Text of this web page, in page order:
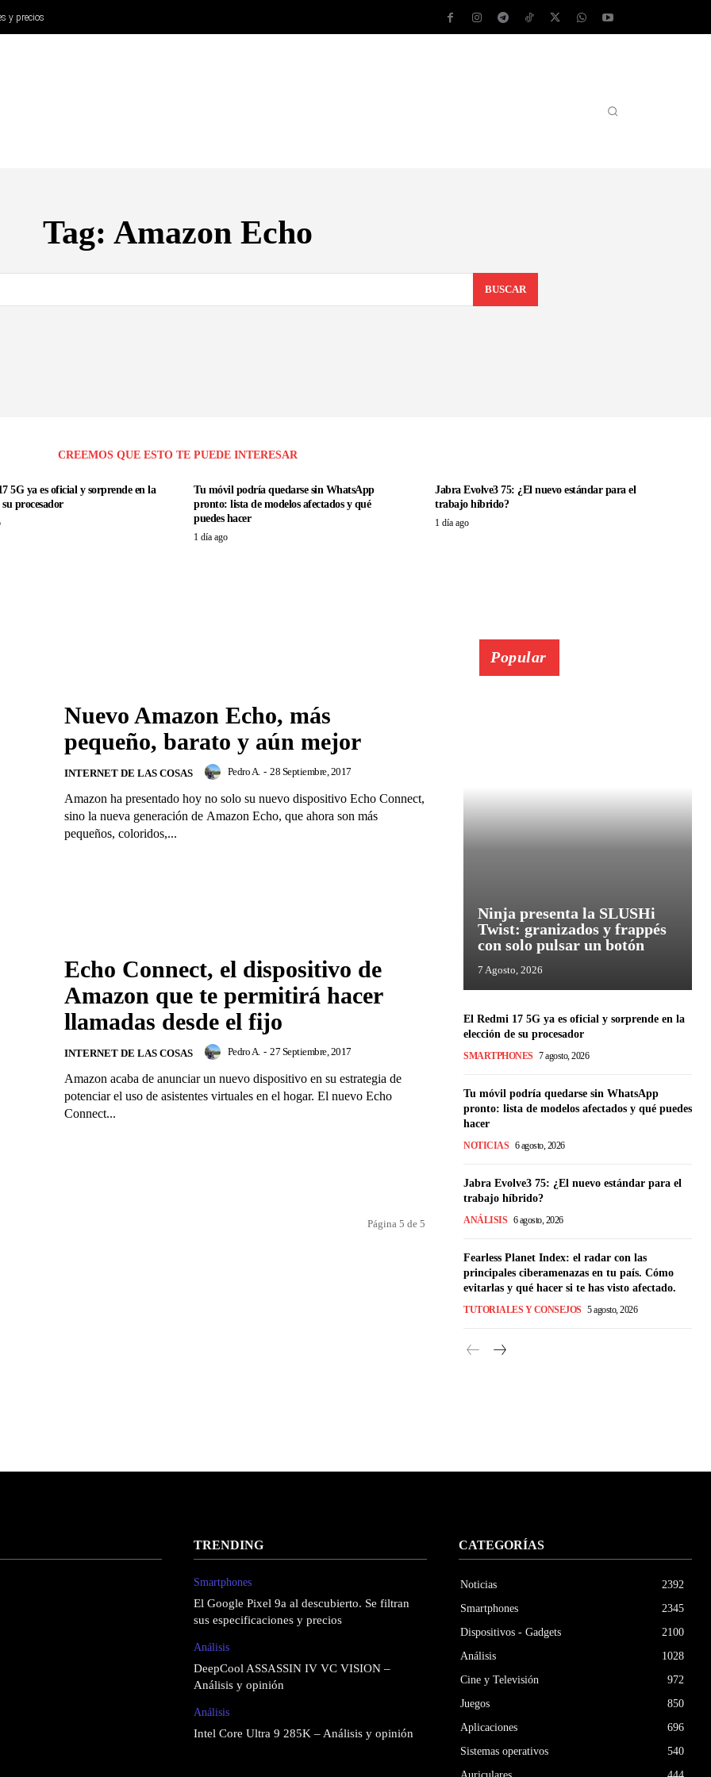
y precios
Tag: Amazon Echo
BUSCAR
CREEMOS QUE ESTO TE PUEDE INTERESAR
5G ya es oficial y sorprende en la
su procesador
Tu móvil podría quedarse sin WhatsApp
pronto: lista de modelos afectados y qué
puedes hacer
1 día ago
Jabra Evolve3 75: ¿El nuevo estándar para el
trabajo híbrido?
1 día ago
Nuevo Amazon Echo, más
pequeño, barato y aún mejor
INTERNET DE LAS COSAS Pedro A. - 28 Septiembre, 2017
Amazon ha presentado hoy no solo su nuevo dispositivo Echo Connect,
sino la nueva generación de Amazon Echo, que ahora son más
pequeños, coloridos,...
Echo Connect, el dispositivo de
Amazon que te permitirá hacer
llamadas desde el fijo
INTERNET DE LAS COSAS Pedro A. - 27 Septiembre, 2017
Amazon acaba de anunciar un nuevo dispositivo en su estrategia de
potenciar el uso de asistentes virtuales en el hogar. El nuevo Echo
Connect...
Página 5 de 5
Popular
Ninja presenta la SLUSHi
Twist: granizados y frappés
con solo pulsar un botón
7 Agosto, 2026
El Redmi 17 5G ya es oficial y sorprende en la
elección de su procesador
SMARTPHONES 7 agosto, 2026
Tu móvil podría quedarse sin WhatsApp
pronto: lista de modelos afectados y qué puedes
hacer
NOTICIAS 6 agosto, 2026
Jabra Evolve3 75: ¿El nuevo estándar para el
trabajo híbrido?
ANÁLISIS 6 agosto, 2026
Fearless Planet Index: el radar con las
principales ciberamenazas en tu país. Cómo
evitarlas y qué hacer si te has visto afectado.
TUTORIALES Y CONSEJOS 5 agosto, 2026
TRENDING
Smartphones
El Google Pixel 9a al descubierto. Se filtran
sus especificaciones y precios
Análisis
DeepCool ASSASSIN IV VC VISION –
Análisis y opinión
Análisis
Intel Core Ultra 9 285K – Análisis y opinión
CATEGORÍAS
Noticias
2392
Smartphones
2345
Dispositivos - Gadgets
2100
Análisis
1028
Cine y Televisión
972
Juegos
850
Aplicaciones
696
Sistemas operativos
540